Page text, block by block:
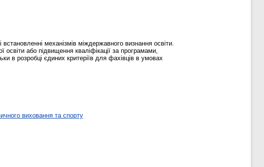
механізмів міждержавного визнання освіти.
або підвищення кваліфікації за програмами,
в розробці єдиних критеріїв для фахівців в умовах
виховання та спорту